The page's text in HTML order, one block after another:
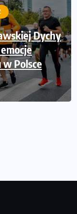
Dychy
Polsce
You Mini